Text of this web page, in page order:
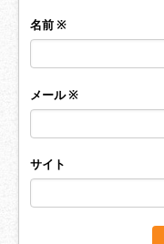
名前※
メール※
サイト